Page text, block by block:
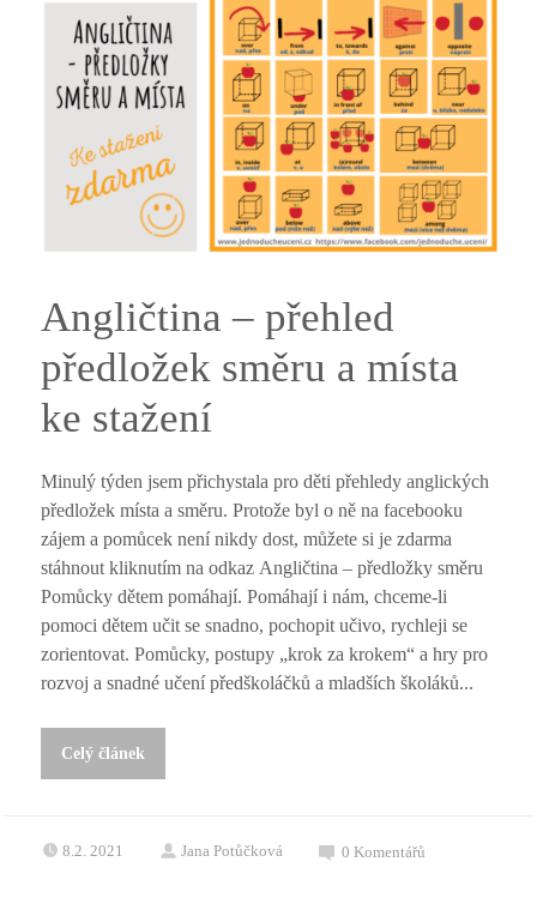
Angličtina – přehled
předložek směru a místa
ke stažení
Minulý týden jsem přichystala pro děti přehledy anglických
předložek místa a směru. Protože byl o ně na facebooku
zájem a pomůcek není nikdy dost, můžete si je zdarma
stáhnout kliknutím na odkaz Angličtina – předložky směru
Pomůcky dětem pomáhají. Pomáhají i nám, chceme-li
pomoci dětem učit se snadno, pochopit učivo, rychleji se
zorientovat. Pomůcky, postupy „krok za krokem“ a hry pro
rozvoj a snadné učení předškoláčků a mladších školáků...
Celý článek
8.2. 2021 Jana Potůčková 0Komentářů